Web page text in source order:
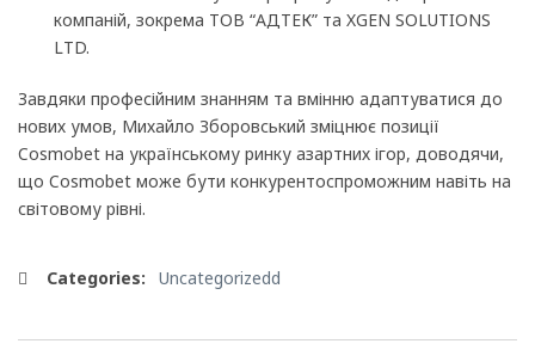
компаній, зокрема ТОВ “АДТЕК” та XGEN SOLUTIONS
LTD.
Завдяки професійним знанням та вмінню адаптуватися до
нових умов, Михайло Зборовський зміцнює позиції
Cosmobet на українському ринку азартних ігор, доводячи,
що Cosmobet може бути конкурентоспроможним навіть на
світовому рівні.
Categories: Uncategorizedd